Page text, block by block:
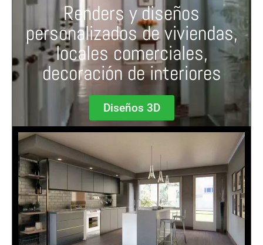
Renders y diseños
personalizados de viviendas,
locales comerciales,
decoración de interiores
Diseños 3D